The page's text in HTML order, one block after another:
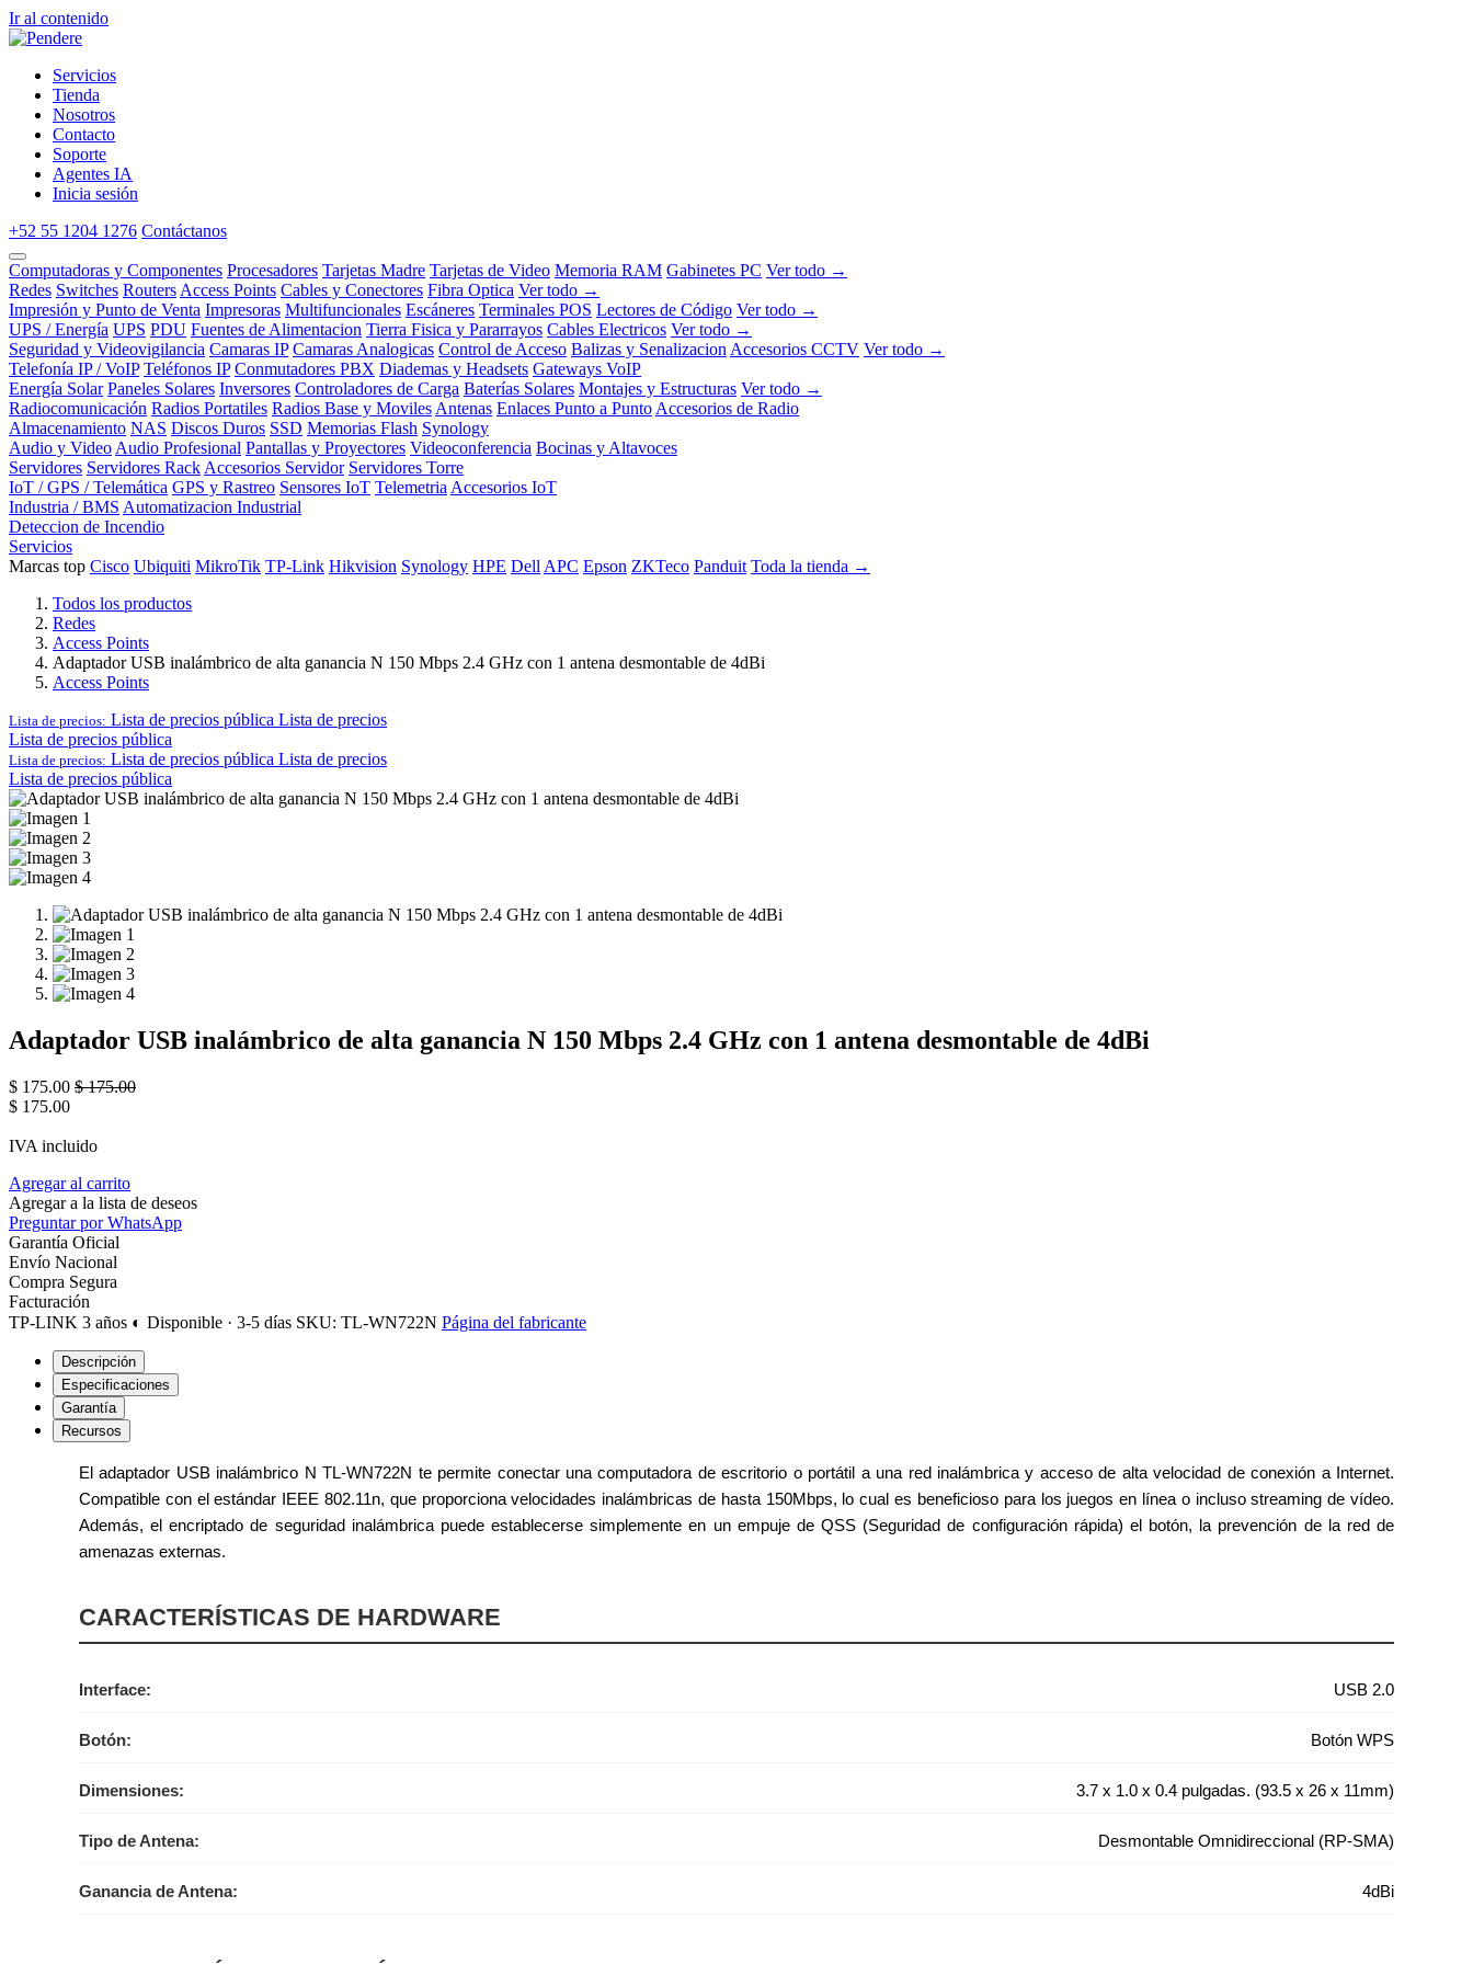
Ir al contenido
Servicios
Tienda
Nosotros
Contacto
Soporte
Agentes IA
Inicia sesión
+52 55 1204 1276 Contáctanos
Computadoras y Componentes Procesadores Tarjetas Madre Tarjetas de Video Memoria RAM Gabinetes PC Ver todo →
Redes Switches Routers Access Points Cables y Conectores Fibra Optica Ver todo →
Impresión y Punto de Venta Impresoras Multifuncionales Escáneres Terminales POS Lectores de Código Ver todo →
UPS / Energía UPS PDU Fuentes de Alimentacion Tierra Fisica y Pararrayos Cables Electricos Ver todo →
Seguridad y Videovigilancia Camaras IP Camaras Analogicas Control de Acceso Balizas y Senalizacion Accesorios CCTV Ver todo →
Telefonía IP / VoIP Teléfonos IP Conmutadores PBX Diademas y Headsets Gateways VoIP
Energía Solar Paneles Solares Inversores Controladores de Carga Baterías Solares Montajes y Estructuras Ver todo →
Radiocomunicación Radios Portatiles Radios Base y Moviles Antenas Enlaces Punto a Punto Accesorios de Radio
Almacenamiento NAS Discos Duros SSD Memorias Flash Synology
Audio y Video Audio Profesional Pantallas y Proyectores Videoconferencia Bocinas y Altavoces
Servidores Servidores Rack Accesorios Servidor Servidores Torre
IoT / GPS / Telemática GPS y Rastreo Sensores IoT Telemetria Accesorios IoT
Industria / BMS Automatizacion Industrial
Deteccion de Incendio
Servicios
Marcas top Cisco Ubiquiti MikroTik TP-Link Hikvision Synology HPE Dell APC Epson ZKTeco Panduit Toda la tienda →
Todos los productos
Redes
Access Points
Adaptador USB inalámbrico de alta ganancia N 150 Mbps 2.4 GHz con 1 antena desmontable de 4dBi
Access Points
Lista de precios: Lista de precios pública Lista de precios
Lista de precios pública
Lista de precios: Lista de precios pública Lista de precios
Lista de precios pública
Adaptador USB inalámbrico de alta ganancia N 150 Mbps 2.4 GHz con 1 antena desmontable de 4dBi
$ 175.00 $175.00
$ 175.00
IVA incluido
Agregar al carrito
Agregar a la lista de deseos
Preguntar por WhatsApp
Garantía Oficial
Envío Nacional
Compra Segura
Facturación
TP-LINK 3 años ◐ Disponible · 3-5 días SKU: TL-WN722N Página del fabricante
Descripción
Especificaciones
Garantía
Recursos
El adaptador USB inalámbrico N TL-WN722N te permite conectar una computadora de escritorio o portátil a una red inalámbrica y acceso de alta velocidad de conexión a Internet.
Compatible con el estándar IEEE 802.11n, que proporciona velocidades inalámbricas de hasta 150Mbps, lo cual es beneficioso para los juegos en línea o incluso streaming de vídeo.
Además, el encriptado de seguridad inalámbrica puede establecerse simplemente en un empuje de QSS (Seguridad de configuración rápida) el botón, la prevención de la red de
amenazas externas.
CARACTERÍSTICAS DE HARDWARE
Interface: USB 2.0
Botón: Botón WPS
Dimensiones: 3.7 x 1.0 x 0.4 pulgadas. (93.5 x 26 x 11mm)
Tipo de Antena: Desmontable Omnidireccional (RP-SMA)
Ganancia de Antena: 4dBi